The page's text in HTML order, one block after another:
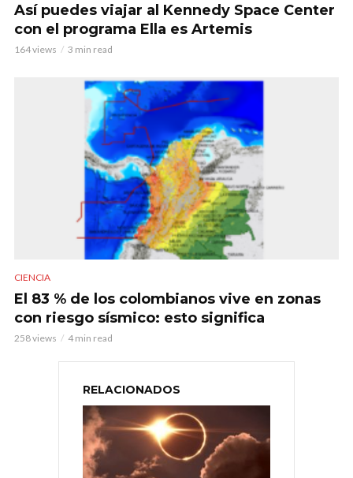
Así puedes viajar al Kennedy Space Center
con el programa Ella es Artemis
164 views 3 min read
CIENCIA
El 83 % de los colombianos vive en zonas
con riesgo sísmico: esto significa
258 views 4 min read
RELACIONADOS